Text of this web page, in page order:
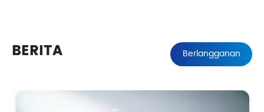
BERITA Berlangganan